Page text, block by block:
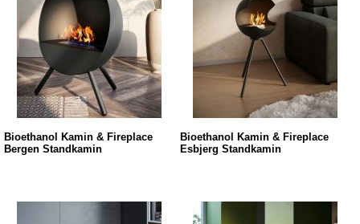
Bioethanol Kamin & Fireplace
Bergen Standkamin
Bioethanol Kamin & Fireplace
Esbjerg Standkamin